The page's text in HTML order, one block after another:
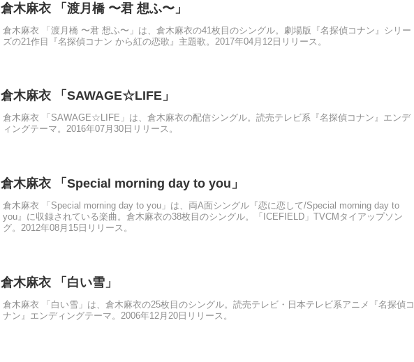
倉木麻衣 「渡月橋 〜君 想ふ〜」
倉木麻衣 「渡月橋 〜君 想ふ〜」は、倉木麻衣の41枚目のシングル。劇場版『名探偵コナン』シリー
ズの21作目『名探偵コナン から紅の恋歌』主題歌。2017年04月12日リリース。
倉木麻衣 「SAWAGE☆LIFE」
倉木麻衣 「SAWAGE☆LIFE」は、倉木麻衣の配信シングル。読売テレビ系『名探偵コナン』エンデ
ィングテーマ。2016年07月30日リリース。
倉木麻衣 「Special morning day to you」
倉木麻衣 「Special morning day to you」は、両A面シングル『恋に恋して/Special morning day to
you』に収録されている楽曲。倉木麻衣の38枚目のシングル。「ICEFIELD」TVCMタイアップソン
グ。2012年08月15日リリース。
倉木麻衣 「白い雪」
倉木麻衣 「白い雪」は、倉木麻衣の25枚目のシングル。読売テレビ・日本テレビ系アニメ『名探偵コ
ナン』エンディングテーマ。2006年12月20日リリース。